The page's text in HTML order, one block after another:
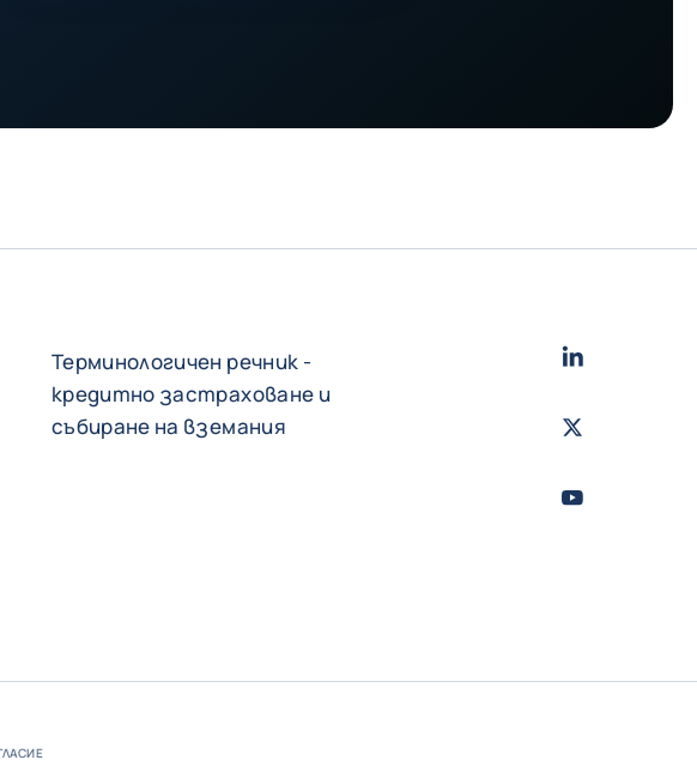
Терминологичен речник -
кредитно застраховане и
събиране на вземания
LinkedIn
Twitter
Youtube